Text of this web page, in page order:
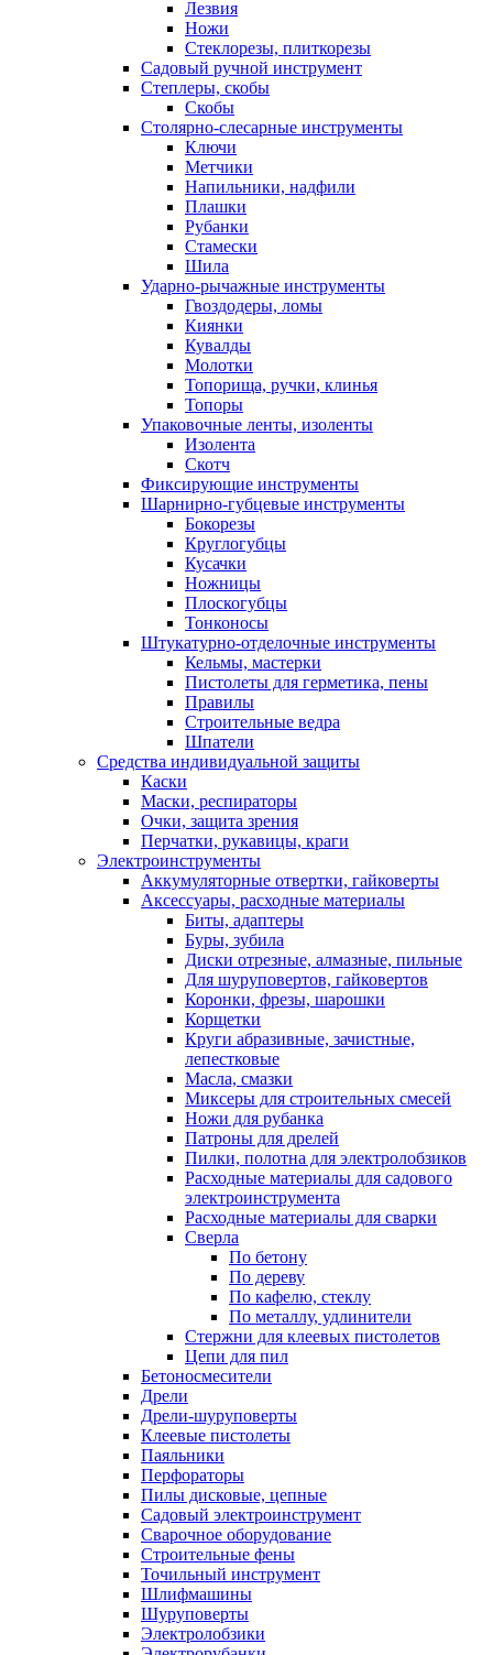
Лезвия
Ножи
Стеклорезы, плиткорезы
Садовый ручной инструмент
Степлеры, скобы
Скобы
Столярно-слесарные инструменты
Ключи
Метчики
Напильники, надфили
Плашки
Рубанки
Стамески
Шила
Ударно-рычажные инструменты
Гвоздодеры, ломы
Киянки
Кувалды
Молотки
Топорища, ручки, клинья
Топоры
Упаковочные ленты, изоленты
Изолента
Скотч
Фиксирующие инструменты
Шарнирно-губцевые инструменты
Бокорезы
Круглогубцы
Кусачки
Ножницы
Плоскогубцы
Тонконосы
Штукатурно-отделочные инструменты
Кельмы, мастерки
Пистолеты для герметика, пены
Правилы
Строительные ведра
Шпатели
Средства индивидуальной защиты
Каски
Маски, респираторы
Очки, защита зрения
Перчатки, рукавицы, краги
Электроинструменты
Аккумуляторные отвертки, гайковерты
Аксессуары, расходные материалы
Биты, адаптеры
Буры, зубила
Диски отрезные, алмазные, пильные
Для шуруповертов, гайковертов
Коронки, фрезы, шарошки
Корщетки
Круги абразивные, зачистные,
лепестковые
Масла, смазки
Миксеры для строительных смесей
Ножи для рубанка
Патроны для дрелей
Пилки, полотна для электролобзиков
Расходные материалы для садового
электроинструмента
Расходные материалы для сварки
Сверла
По бетону
По дереву
По кафелю, стеклу
По металлу, удлинители
Стержни для клеевых пистолетов
Цепи для пил
Бетоносмесители
Дрели
Дрели-шуруповерты
Клеевые пистолеты
Паяльники
Перфораторы
Пилы дисковые, цепные
Садовый электроинструмент
Сварочное оборудование
Строительные фены
Точильный инструмент
Шлифмашины
Шуруповерты
Электролобзики